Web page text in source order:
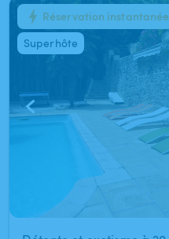
1/7 Réservation instantanée
Superhôte